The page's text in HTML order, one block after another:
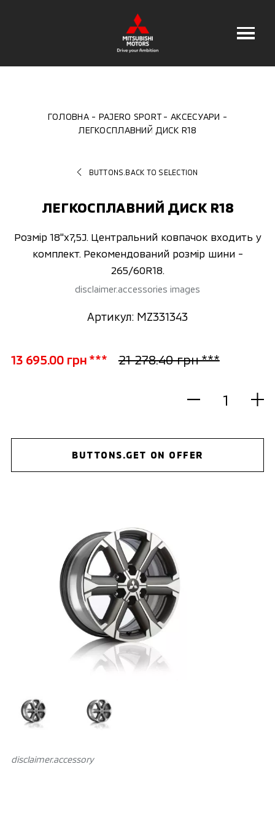
ГОЛОВНА PAJERO SPORT
АКСЕСУАРИ
ЛЕГКОСПЛАВНИЙ ДИСК R18
BUTTONS.BACK TO SELECTION
ЛЕГКОСПЛАВНИЙ ДИСК R18
Розмір 18"x7,5J. Центральний ковпачок входить у
комплект. Рекомендований розмір шини -
265/60R18.
disclaimer.accessories images
Артикул: MZ331343
13 695.00 грн *** 21 278.40 грн ***
BUTTONS.GET ON OFFER
disclaimer.аccessory